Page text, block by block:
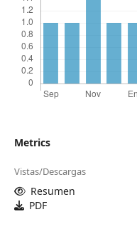
Metrics
Vistas/Descargas
Resumen
PDF